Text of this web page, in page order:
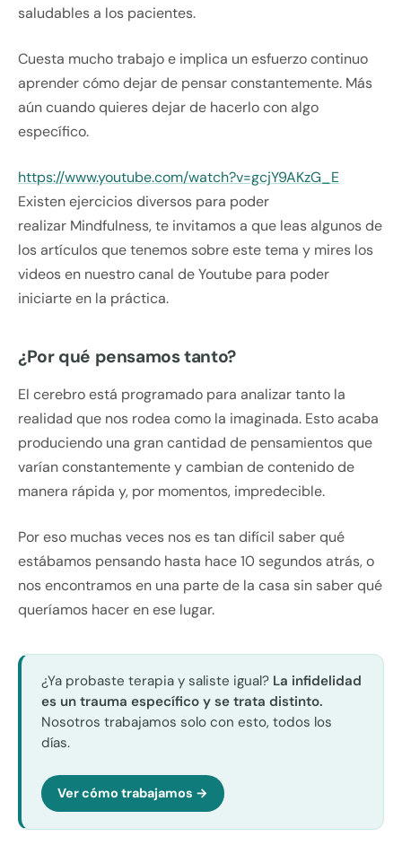
saludables a los pacientes.
Cuesta mucho trabajo e implica un esfuerzo continuo
aprender cómo dejar de pensar constantemente. Más
aún cuando quieres dejar de hacerlo con algo
específico.
https://www.youtube.com/watch?v=gcjY9AKzG_E
Existen ejercicios diversos para poder
realizar Mindfulness, te invitamos a que leas algunos de
los artículos que tenemos sobre este tema y mires los
videos en nuestro canal de Youtube para poder
iniciarte en la práctica.
¿Por qué pensamos tanto?
El cerebro está programado para analizar tanto la
realidad que nos rodea como la imaginada. Esto acaba
produciendo una gran cantidad de pensamientos que
varían constantemente y cambian de contenido de
manera rápida y, por momentos, impredecible.
Por eso muchas veces nos es tan difícil saber qué
estábamos pensando hasta hace 10 segundos atrás, o
nos encontramos en una parte de la casa sin saber qué
queríamos hacer en ese lugar.
¿Ya probaste terapia y saliste igual? La infidelidad
es un trauma específico y se trata distinto.
Nosotros trabajamos solo con esto, todos los
días.
Ver cómo trabajamos →